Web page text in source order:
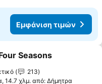
Εμφάνιση τιμών
στα αγαπημένα
Seasons
213
14.7 χλμ. από: Δήμητρα